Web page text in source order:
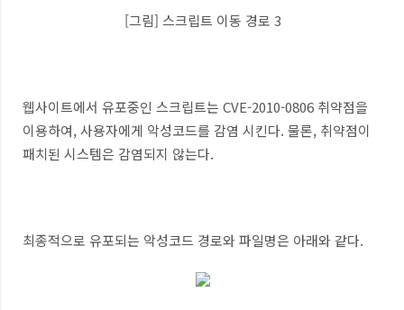
[그림] 스크립트 이동 경로 3
웹사이트에서 유포중인 스크립트는 CVE-2010-0806 취약점을
이용하여, 사용자에게 악성코드를 감염 시킨다. 물론, 취약점이
패치된 시스템은 감염되지 않는다.
최종적으로 유포되는 악성코드 경로와 파일명은 아래와 같다.